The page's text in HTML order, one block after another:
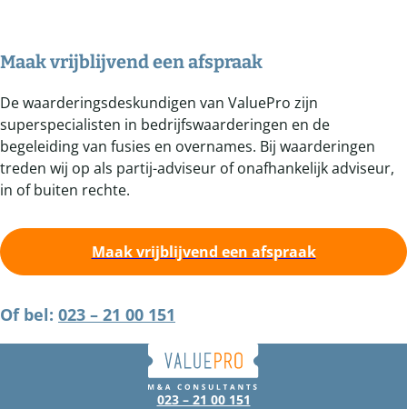
Maak vrijblijvend een afspraak
De waarderingsdeskundigen van ValuePro zijn
superspecialisten in bedrijfswaarderingen en de
begeleiding van fusies en overnames. Bij waarderingen
treden wij op als partij-adviseur of onafhankelijk adviseur,
in of buiten rechte.
Maak vrijblijvend een afspraak
Of bel: 023 – 21 00 151
023 – 21 00 151